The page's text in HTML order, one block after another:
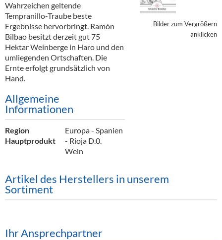
Kaffee
Barzubehör
Equipment
Verpackung
Hygieneartikel & Desinfektion
Wahrzeichen geltende
Tempranillo-Traube beste
Ergebnisse hervorbringt. Ramón
Bilbao besitzt derzeit gut 75
Hektar Weinberge in Haro und den
umliegenden Ortschaften. Die
Ernte erfolgt grundsätzlich von
Hand.
Allgemeine
Informationen
Region
Europa - Spanien
- Rioja D.0.
Hauptprodukt
Wein
Bilder zum Vergrößern
anklicken
Artikel des Herstellers in unserem
Sortiment
Ihr Ansprechpartner